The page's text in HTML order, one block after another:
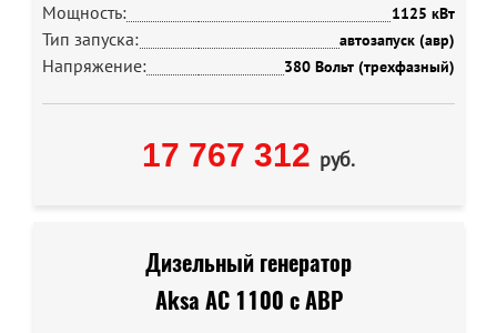
Мощность:
1125 кВт
Тип запуска: автозапуск (авр)
Напряжение: 380 Вольт (трехфазный)
17 767 312 руб.
Дизельный генератор
Aksa AC 1100 с АВР